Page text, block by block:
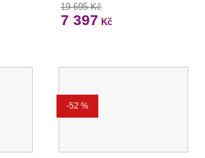
19 695 Kč
7 397 Kč
-52 %